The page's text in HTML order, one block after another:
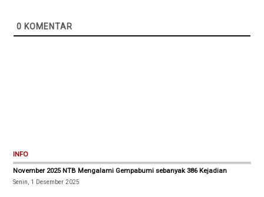
0 KOMENTAR
INFO
November 2025 NTB Mengalami Gempabumi sebanyak 386 Kejadian
Senin, 1 Desember 2025